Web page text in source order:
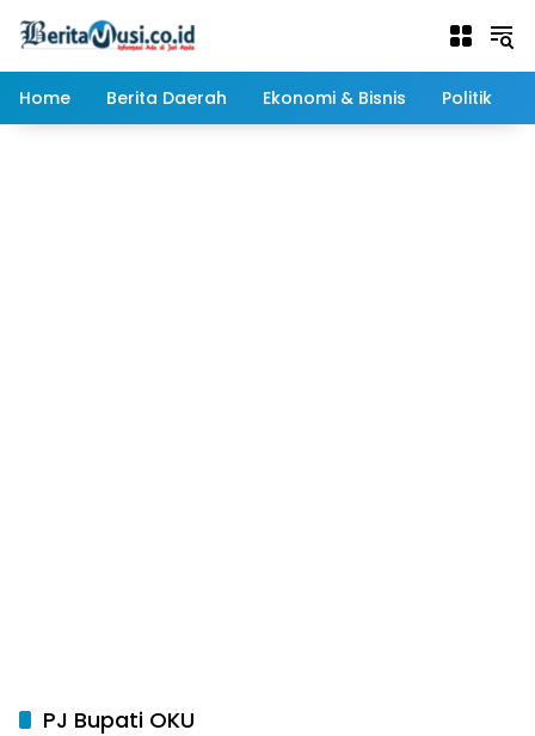
Home
Berita Daerah Ekonomi & Bisnis Politik
PJ Bupati OKU